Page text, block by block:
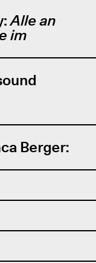
Alle an
im
Berger: